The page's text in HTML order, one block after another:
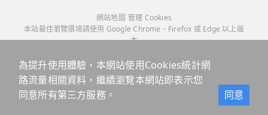
網站地圖 管理 Cookies
本站最佳瀏覽環境請使用 Google Chrome、Firefox 或 Edge 以上版
本
為提升使用體驗，本網站使用Cookies統計網
路流量相關資料，繼續瀏覽本網站即表示您
同意所有第三方服務。
同意